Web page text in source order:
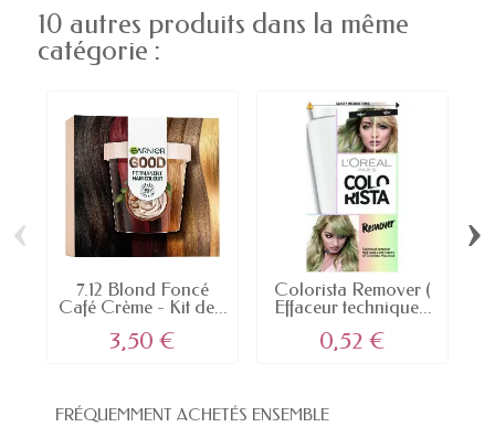
10 autres produits dans la même
catégorie :
7.12 Blond Foncé
Café Crème - Kit de...
3,50 €
Colorista Remover (
Effaceur technique...
0,52 €
‹ ›
FRÉQUEMMENT ACHETÉS ENSEMBLE